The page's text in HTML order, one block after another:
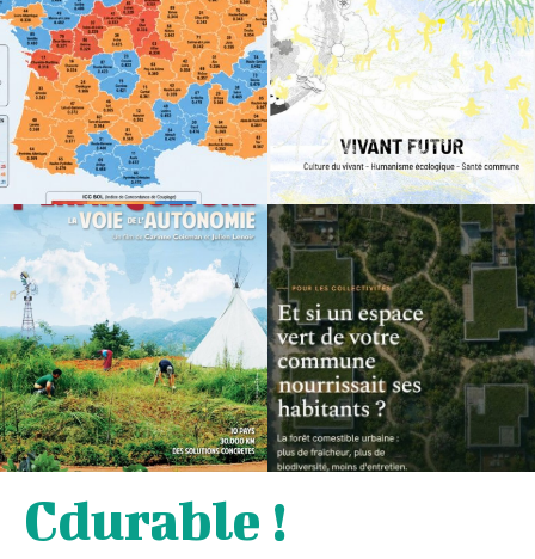
Cdurable !